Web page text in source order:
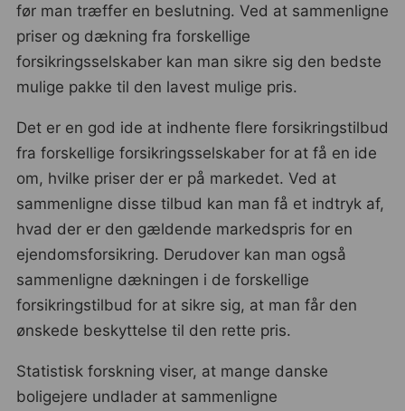
før man træffer en beslutning. Ved at sammenligne
priser og dækning fra forskellige
forsikringsselskaber kan man sikre sig den bedste
mulige pakke til den lavest mulige pris.
Det er en god ide at indhente flere forsikringstilbud
fra forskellige forsikringsselskaber for at få en ide
om, hvilke priser der er på markedet. Ved at
sammenligne disse tilbud kan man få et indtryk af,
hvad der er den gældende markedspris for en
ejendomsforsikring. Derudover kan man også
sammenligne dækningen i de forskellige
forsikringstilbud for at sikre sig, at man får den
ønskede beskyttelse til den rette pris.
Statistisk forskning viser, at mange danske
boligejere undlader at sammenligne